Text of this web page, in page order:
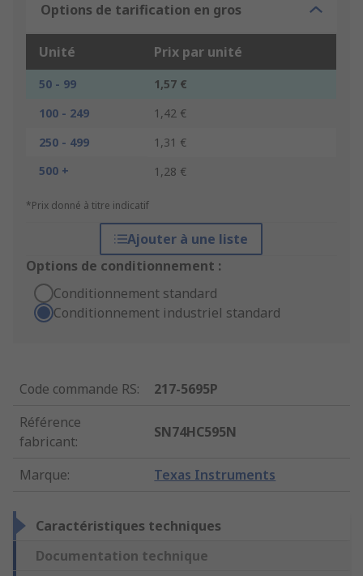
Options de tarification en gros
Unité Prix par unité
50 - 99
1,57 €
100 - 249
1,42 €
250 - 499
1,31 €
500 +
1,28 €
*Prix donné à titre indicatif
Ajouter à une liste
Options de conditionnement :
Conditionnement standard
Conditionnement industriel standard
Code commande RS:
217-5695P
Référence
fabricant:
SN74HC595N
Marque: Texas Instruments
Caractéristiques techniques
Documentation technique